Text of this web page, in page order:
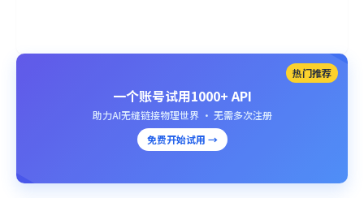
热门推荐
一个账号试用1000+ API
助力AI无缝链接物理世界 · 无需多次注册
免费开始试用 →